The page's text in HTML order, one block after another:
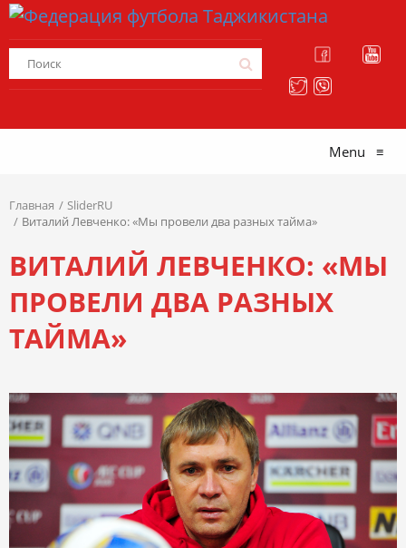
Menu ≡
Главная
SliderRU
Виталий Левченко: «Мы провели два разных тайма»
ВИТАЛИЙ ЛЕВЧЕНКО: «МЫ
ПРОВЕЛИ ДВА РАЗНЫХ
ТАЙМА»